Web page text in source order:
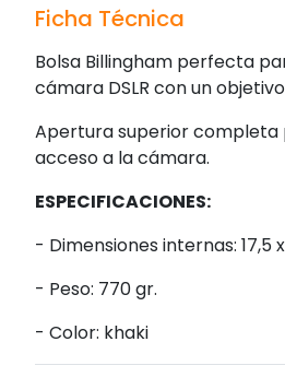
Ficha Técnica
Bolsa Billingham perfecta
cámara DSLR con un
Apertura superior completa
acceso a la cámara.
ESPECIFICACIONES:
- Dimensiones internas: 17,5
- Peso: 770 gr.
- Color: khaki